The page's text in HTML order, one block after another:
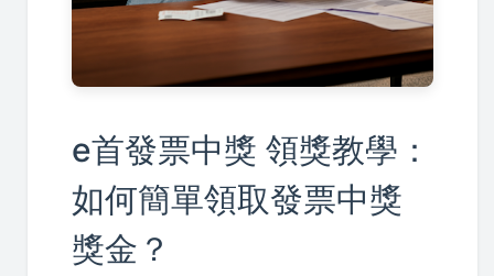
e首發票中獎 領獎教學：
如何簡單領取發票中獎
獎金？